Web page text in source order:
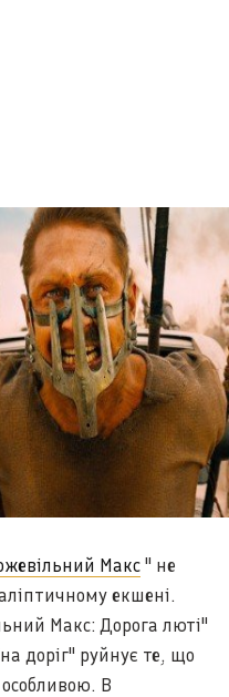
Макс " не
екшені.
Макс: Дорога люті"
доріг" руйнує те, що
В